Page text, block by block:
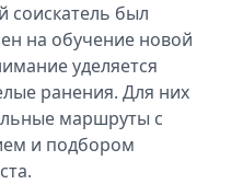
соискатель был
на обучение новой
уделяется
ранения. Для них
маршруты с
и подбором